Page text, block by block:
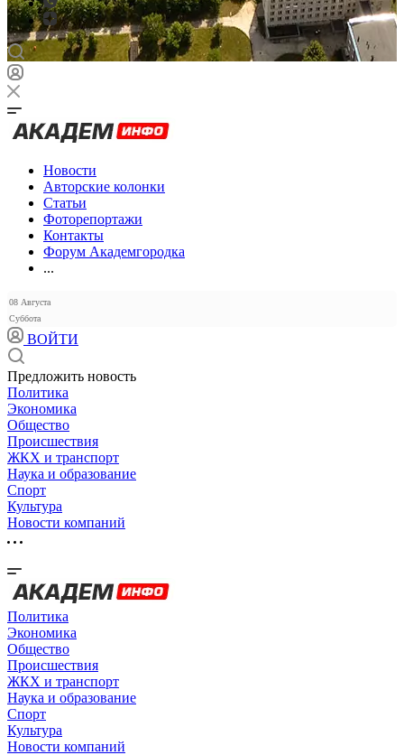
Новости
Авторские колонки
Статьи
Фоторепортажи
Контакты
Форум Академгородка
...
08 Августа
Суббота
ВОЙТИ
Предложить новость
Политика
Экономика
Общество
Происшествия
ЖКХ и транспорт
Наука и образование
Спорт
Культура
Новости компаний
Политика
Экономика
Общество
Происшествия
ЖКХ и транспорт
Наука и образование
Спорт
Культура
Новости компаний